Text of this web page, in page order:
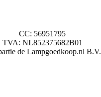
CC: 56951795
TVA: NL852375682B01
de Lampgoedkoop.nl B.V.